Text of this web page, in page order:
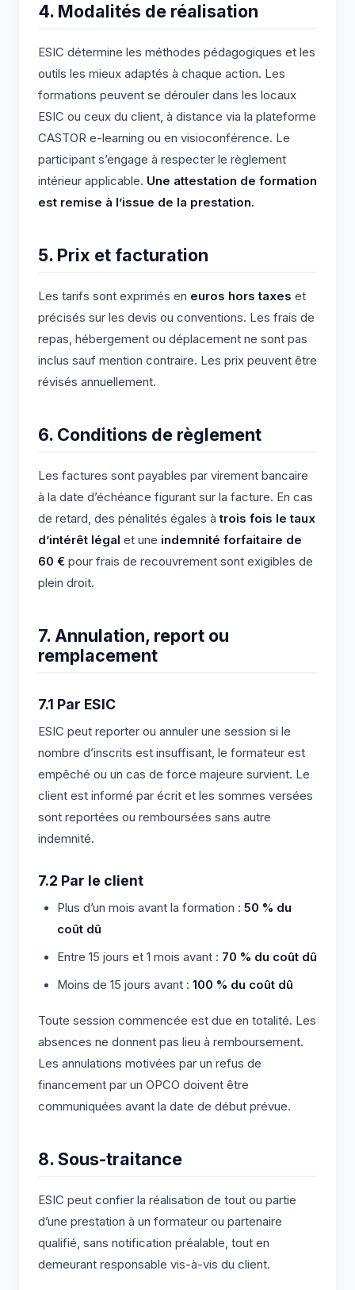
4. Modalités de réalisation
ESIC détermine les méthodes pédagogiques et les
outils les mieux adaptés à chaque action. Les
formations peuvent se dérouler dans les locaux
ESIC ou ceux du client, à distance via la plateforme
CASTOR e-learning ou en visioconférence. Le
participant s’engage à respecter le règlement
intérieur applicable. Une attestation de formation
est remise à l’issue de la prestation.
5. Prix et facturation
Les tarifs sont exprimés en euros hors taxes et
précisés sur les devis ou conventions. Les frais de
repas, hébergement ou déplacement ne sont pas
inclus sauf mention contraire. Les prix peuvent être
révisés annuellement.
6. Conditions de règlement
Les factures sont payables par virement bancaire
à la date d’échéance figurant sur la facture. En cas
de retard, des pénalités égales àtrois fois le taux
d’intérêt légal et une indemnité forfaitaire de
60 € pour frais de recouvrement sont exigibles de
plein droit.
7. Annulation, report ou
remplacement
7.1 Par ESIC
ESIC peut reporter ou annuler une session si le
nombre d’inscrits est insuffisant, le formateur est
empêché ou un cas de force majeure survient. Le
client est informé par écrit et les sommes versées
sont reportées ou remboursées sans autre
indemnité.
7.2 Par le client
Plus d’un mois avant la formation : 50 % du
coût dû
Entre 15 jours et 1 mois avant : 70 % du coût dû
Moins de 15 jours avant : 100 % du coût dû
Toute session commencée est due en totalité. Les
absences ne donnent pas lieu à remboursement.
Les annulations motivées par un refus de
financement par un OPCO doivent être
communiquées avant la date de début prévue.
8. Sous-traitance
ESIC peut confier la réalisation de tout ou partie
d’une prestation à un formateur ou partenaire
qualifié, sans notification préalable, tout en
demeurant responsable vis-à-vis du client.